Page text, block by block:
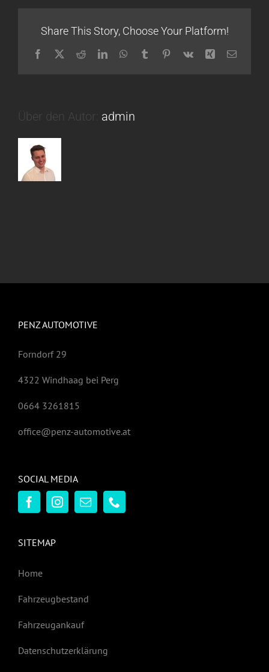
Share This Story, Choose Your Platform!
Facebook
X RedditLinkedInWhatsApp
TumblrPinterest
Vk Xing E-
Über den Autor: admin
PENZ AUTOMOTIVE
Forndorf 29
4322 Windhaag bei Perg
0664 3261815
office@penz-automotive.at
SOCIAL MEDIA
SITEMAP
Home
Fahrzeugbestand
Fahrzeugankauf
Datenschutzerklärung